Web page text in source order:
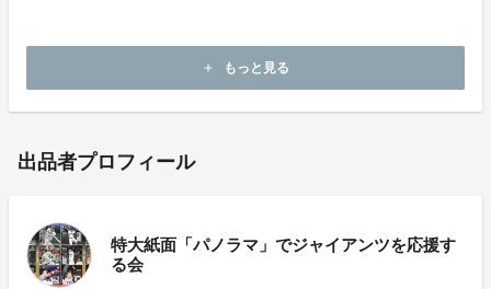
ふるってご応募ください！
add もっと見る
出品者プロフィール
特大紙面「パノラマ」でジャイアンツを応援す
る会